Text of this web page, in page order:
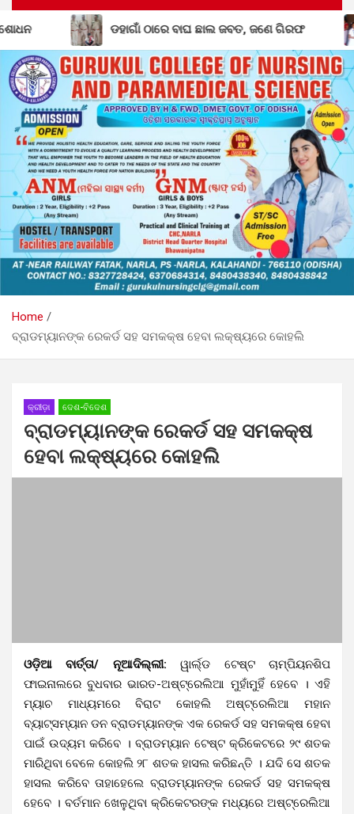
ଛାଲ ଜବତ, ଜଣେ ଗିରଫ ବିଦ୍ୟାଳୟରସ୍ତରୀୟ ଜ୍ଞାନ ବିଜ୍ଞାନ
Home
ବ୍ରାଡମ୍ୟାନଙ୍କ ରେକର୍ଡ ସହ ସମକକ୍ଷ ହେବା ଲକ୍ଷ୍ୟରେ କୋହଲି
କ୍ରୀଡ଼ା ଦେଶ-ବିଦେଶ
ବ୍ରାଡମ୍ୟାନଙ୍କ ରେକର୍ଡ ସହ ସମକକ୍ଷ
ହେବା ଲକ୍ଷ୍ୟରେ କୋହଲି
ଓଡ଼ିଆ ବାର୍ତ୍ତା/ ନୂଆଦିଲ୍ଲୀ: ୱାର୍ଲ୍ଡ ଟେଷ୍ଟ ଚାମ୍ପିୟନଶିପ
ଫାଇନାଲରେ ବୁଧବାର ଭାରତ-ଅଷ୍ଟ୍ରେଲିଆ ମୁହାଁମୁହିଁ ହେବେ । ଏହି
ମ୍ୟାଚ ମାଧ୍ୟମରେ ବିରାଟ କୋହଲି ଅଷ୍ଟ୍ରେଲିଆ ମହାନ
ବ୍ୟାଟ୍ସମ୍ୟାନ ଡନ ବ୍ରାଡମ୍ୟାନଙ୍କ ଏକ ରେକର୍ଡ ସହ ସମକକ୍ଷ ହେବା
ପାଇଁ ଉଦ୍ୟମ କରିବେ । ବ୍ରାଡମ୍ୟାନ ଟେଷ୍ଟ କ୍ରିକେଟରେ ୨୯ ଶତକ
ମାରିଥିବା ବେଳେ କୋହଲି ୨୮ ଶତକ ହାସଲ କରିଛନ୍ତି । ଯଦି ସେ ଶତକ
ହାସଲ କରିବେ ତାହାହେଲେ ବ୍ରାଡମ୍ୟାନଙ୍କ ରେକର୍ଡ ସହ ସମକକ୍ଷ
ହେବେ । ବର୍ତମାନ ଖେଳୁଥିବା କ୍ରିକେଟରଙ୍କ ମଧ୍ୟରେ ଅଷ୍ଟ୍ରେଲିଆ